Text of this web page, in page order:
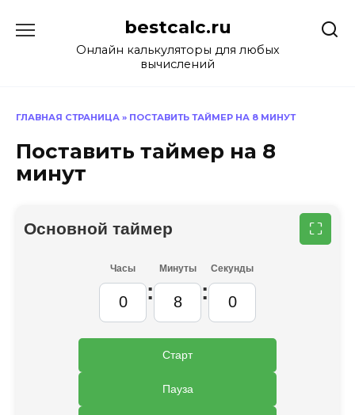
содержанию
bestcalc.ru
Онлайн калькуляторы для любых
вычислений
ГЛАВНАЯ СТРАНИЦА » ПОСТАВИТЬ ТАЙМЕР НА 8 МИНУТ
Поставить таймер на 8
минут
Основной таймер ⛶
Часы
:
Минуты
:
Секунды
Старт
Пауза